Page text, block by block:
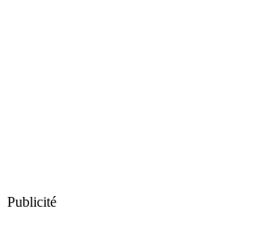
Publicité